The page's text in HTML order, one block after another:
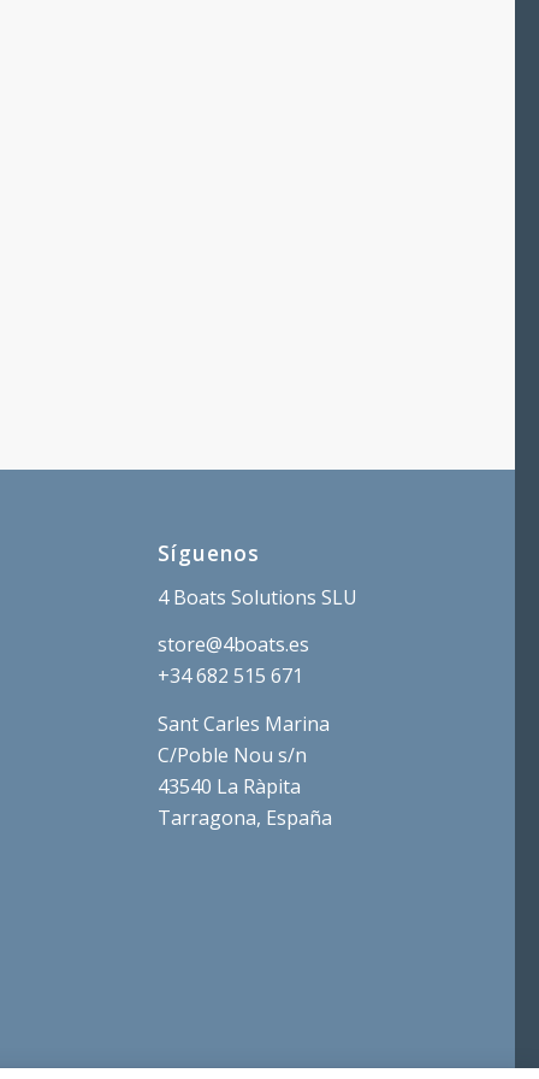
Síguenos
4 Boats Solutions SLU
store@4boats.es
+34 682 515 671
Sant Carles Marina
C/Poble Nou s/n
43540 La Ràpita
Tarragona, España